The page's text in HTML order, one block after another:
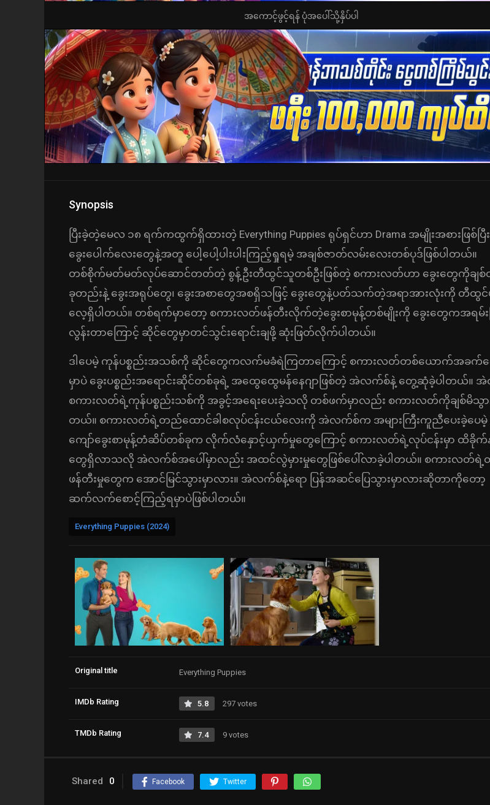
အကောင့်ဖွင့်ရန် ပုံအပေါ်သို့နှိပ်ပါ
Synopsis
ပြီးခဲ့တဲ့မေလ ၁၈ ရက်ကထွက်ရှိထားတဲ့ Everything Puppies ရုပ်ရှင်ဟာ Drama အမျိုးအစားဖြစ်ပြီး
ခွေးပေါက်လေးတွေနဲ့အတူ ပေါ့ပေါ့ပါးပါးကြည့်ရှုရမဲ့ အချစ်ဇာတ်လမ်းလေးတစ်ပုဒ်ဖြစ်ပါတယ်။
တစ်စိုက်မတ်မတ်လုပ်ဆောင်တတ်တဲ့ စွန့်ဦးတီထွင်သူတစ်ဦးဖြစ်တဲ့ စကားလတ်ဟာ ခွေးတွေကိုချ
ခုတည်းနဲ့ ခွေးအရုပ်တွေ၊ ခွေးအစာတွေအစရှိသဖြင့် ခွေးတွေနဲ့ပတ်သက်တဲ့အရာအားလုံးကို တီထွင်
လေ့ရှိပါတယ်။ တစ်ရက်မှာတော့ စကားလတ်ဖန်တီးလိုက်တဲ့ခွေးစာမုန့်တစ်မျိုးကို ခွေးတွေကအရမ်
လွန်းတာကြောင့် ဆိုင်တွေမှာတင်သွင်းရောင်းချဖို့ ဆုံးဖြတ်လိုက်ပါတယ်။
ဒါပေမဲ့ ကုန်ပစ္စည်းအသစ်ကို ဆိုင်တွေကလက်မခံရဲကြတာကြောင့် စကားလတ်တစ်ယောက်အခက်
မှာပဲ ခွေးပစ္စည်းအရောင်းဆိုင်တစ်ခုရဲ့ အထွေထွေမန်နေဂျာဖြစ်တဲ့ အဲလက်စ်နဲ့ တွေ့ဆုံခဲ့ပါတယ်။
စကားလတ်ရဲ့ကုန်ပစ္စည်းသစ်ကို အခွင့်အရေးပေးခဲ့သလို တစ်ဖက်မှာလည်း စကားလတ်ကိုချစ်မိသွား
တယ်။ စကားလတ်ရဲ့တည်ထောင်ခါစလုပ်ငန်းငယ်လေးကို အဲလက်စ်က အများကြီးကူညီပေးခဲ့ပေမဲ့
ကျော်ခွေးစာမုန့်တံဆိပ်တစ်ခုက လိုက်လံနှောင့်ယှက်မှုတွေကြောင့် စကားလတ်ရဲ့လုပ်ငန်းမှာ ထိခိုက်
တွေရှိလာသလို အဲလက်စ်အပေါ်မှာလည်း အထင်လွဲမှားမှုတွေဖြစ်ပေါ်လာခဲ့ပါတယ်။ စကားလတ်
ဖန်တီးမှုတွေက အောင်မြင်သွားမှာလား။ အဲလက်စ်နဲ့ရော ပြန်အဆင်ပြေသွားမှာလားဆိုတာကိုတော့
ဆက်လက်စောင့်ကြည့်ရမှာပဲဖြစ်ပါတယ်။
Everything Puppies (2024)
Original title Everything Puppies
IMDb Rating 5.8 297 votes
TMDb Rating 7.4 9 votes
Shared 0 Facebook Twitter